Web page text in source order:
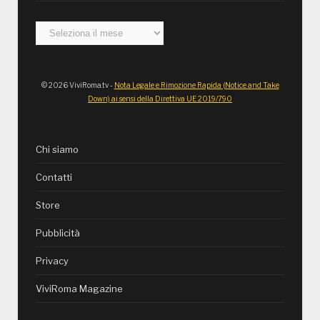
Archivi
© 2026 ViviRoma.tv - Nota Legale e Rimozione Rapida (Notice and Take
Down) ai sensi della Direttiva UE 2019/790
Chi siamo
Contatti
Store
Pubblicità
Privacy
ViviRoma Magazine